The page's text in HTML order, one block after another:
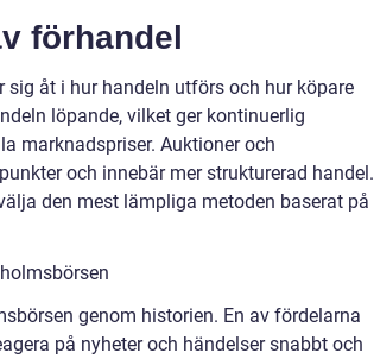
förhandel
åt i hur handeln utförs och hur köpare
löpande, vilket ger kontinuerlig
marknadspriser. Auktioner och
och innebär mer strukturerad handel.
den mest lämpliga metoden baserat på
genom historien. En av fördelarna
på nyheter och händelser snabbt och